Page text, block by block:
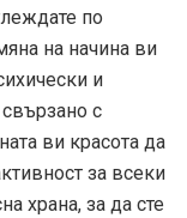
по
на начина ви
и
с
ви красота да
за всеки
храна, за да сте